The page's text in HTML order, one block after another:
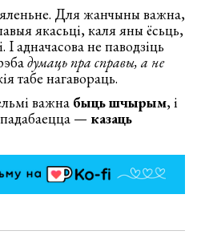
Для жанчыны важна,
якасьці, каля яны ёсьць,
адначасова не паводзіць
думаць пра справы, а не
табе нагавораць.
важна быць шчырым, і
падабаецца — казаць